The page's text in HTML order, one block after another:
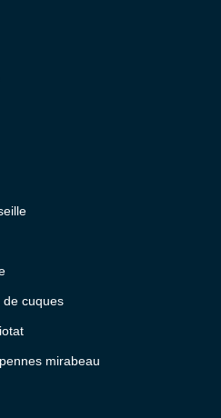
de cuques
mirabeau